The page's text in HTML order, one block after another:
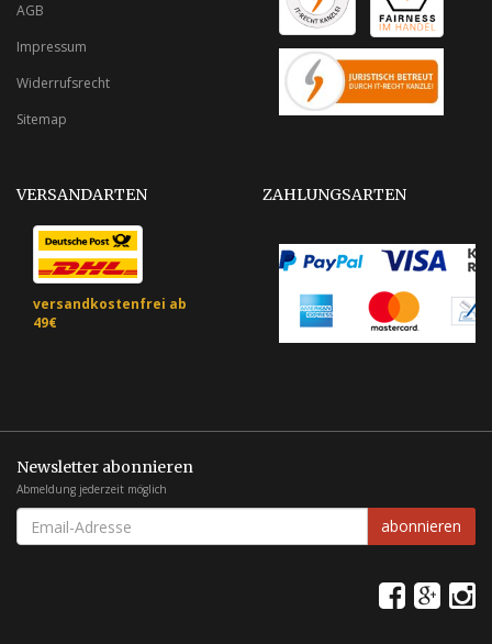
AGB
Impressum
Widerrufsrecht
Sitemap
VERSANDARTEN
versandkostenfrei ab
49€
ZAHLUNGSARTEN
Newsletter abonnieren
Abmeldung jederzeit möglich
Email-
Adresse
abonnieren